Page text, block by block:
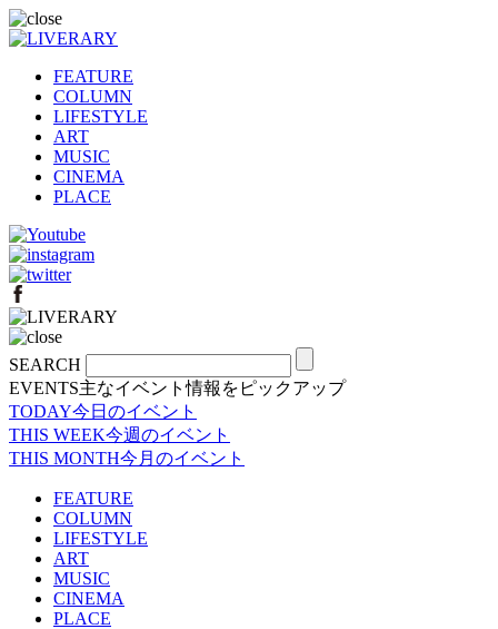
FEATURE
COLUMN
LIFESTYLE
ART
MUSIC
CINEMA
PLACE
SEARCH
EVENTS主なイベント情報をピックアップ
TODAY今日のイベント
THIS WEEK今週のイベント
THIS MONTH今月のイベント
FEATURE
COLUMN
LIFESTYLE
ART
MUSIC
CINEMA
PLACE